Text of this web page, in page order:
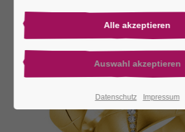
Datenschutz Impressum